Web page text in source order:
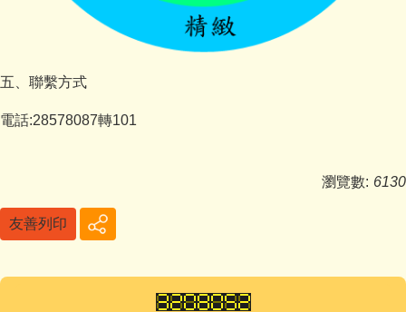
五、聯繫方式
電話:28578087轉101
瀏覽數: 6130
友善列印